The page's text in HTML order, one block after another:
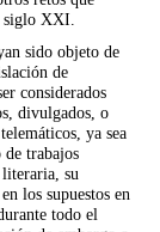
siglo XXI.
sido objeto de
de
considerados
divulgados, o
ya sea
de trabajos
su
los supuestos en
todo el